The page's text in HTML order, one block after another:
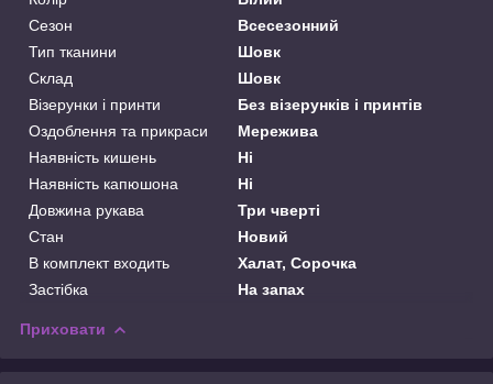
Сезон
Всесезонний
Тип тканини
Шовк
Склад
Шовк
Візерунки і принти
Без візерунків і принтів
Оздоблення та прикраси
Мережива
Наявність кишень
Ні
Наявність капюшона
Ні
Довжина рукава
Три чверті
Стан
Новий
В комплект входить
Халат, Сорочка
Застібка
На запах
Приховати